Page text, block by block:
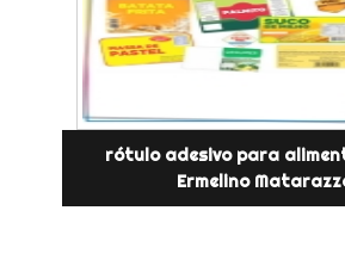
rótulo adesivo para
Ermelino